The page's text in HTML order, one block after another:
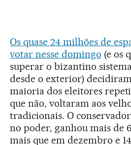
Os quase 24 milhões de
votar nesse domingo (e os
superar o bizantino
desde o exterior)
maioria dos eleitores
que não, voltaram aos
tradicionais. O
no poder, ganhou mais de
mais que em dezembro e